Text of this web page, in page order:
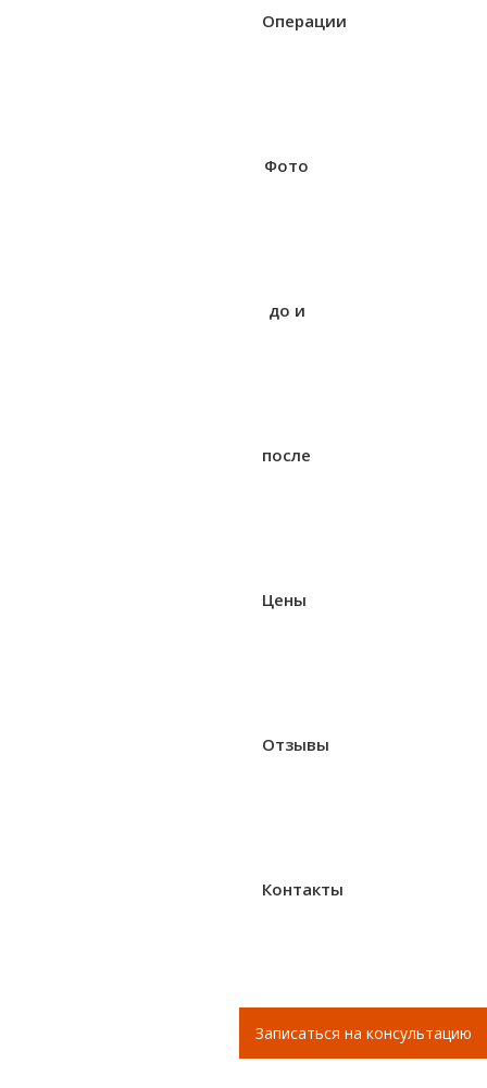
Операции
Фото
до и
после
Цены
Отзывы
Контакты
Записаться на консультацию